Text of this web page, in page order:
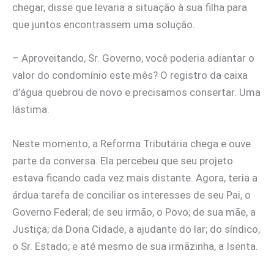
chegar, disse que levaria a situação à sua filha para
que juntos encontrassem uma solução.
– Aproveitando, Sr. Governo, você poderia adiantar o
valor do condomínio este mês? O registro da caixa
d’água quebrou de novo e precisamos consertar. Uma
lástima.
Neste momento, a Reforma Tributária chega e ouve
parte da conversa. Ela percebeu que seu projeto
estava ficando cada vez mais distante. Agora, teria a
árdua tarefa de conciliar os interesses de seu Pai, o
Governo Federal; de seu irmão, o Povo; de sua mãe, a
Justiça; da Dona Cidade, a ajudante do lar; do síndico,
o Sr. Estado; e até mesmo de sua irmãzinha, a Isenta.